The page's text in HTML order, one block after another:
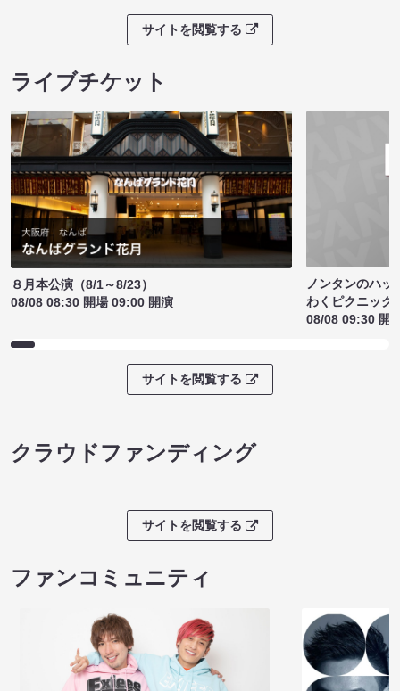
サイトを閲覧する
ライブチケット
８月本公演（8/1～8/23）
08/08 08:30 開場 09:00 開演
ノンタンのハッ
わくピクニック
08/08 09:30 開
サイトを閲覧する
クラウドファンディング
サイトを閲覧する
ファンコミュニティ